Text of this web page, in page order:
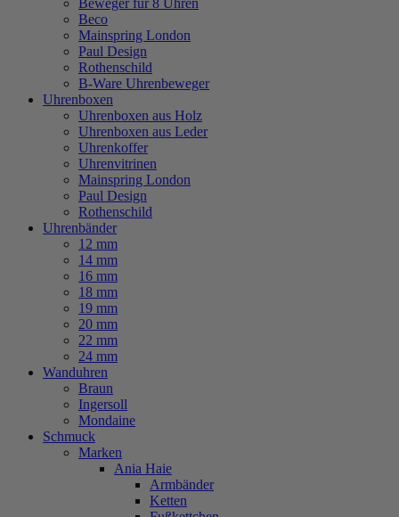
Beweger für 8 Uhren
Beco
Mainspring London
Paul Design
Rothenschild
B-Ware Uhrenbeweger
Uhrenboxen
Uhrenboxen aus Holz
Uhrenboxen aus Leder
Uhrenkoffer
Uhrenvitrinen
Mainspring London
Paul Design
Rothenschild
Uhrenbänder
12 mm
14 mm
16 mm
18 mm
19 mm
20 mm
22 mm
24 mm
Wanduhren
Braun
Ingersoll
Mondaine
Schmuck
Marken
Ania Haie
Armbänder
Ketten